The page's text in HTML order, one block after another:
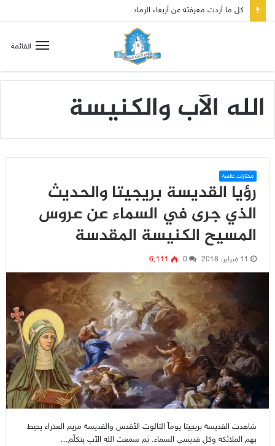
كل ما أردت معرفته عن أربعاء الرماد
القائمة
الله الآب والكنيسة
مختارات عالمية
رؤيا القديسة بريجيتا والحديث
الذي جرى في السماء عن عروس
المسيح الكنيسة المقدسة
11 فبراير، 2018 0 6٬111
شاهدت القديسة بريجيتا يوماً الثالوث الأقدس والقديسة مريم العذراء يحيط
بهم الملائكة وكل قديسي السماء. ثم سمعت الله الآب يتكلّم…